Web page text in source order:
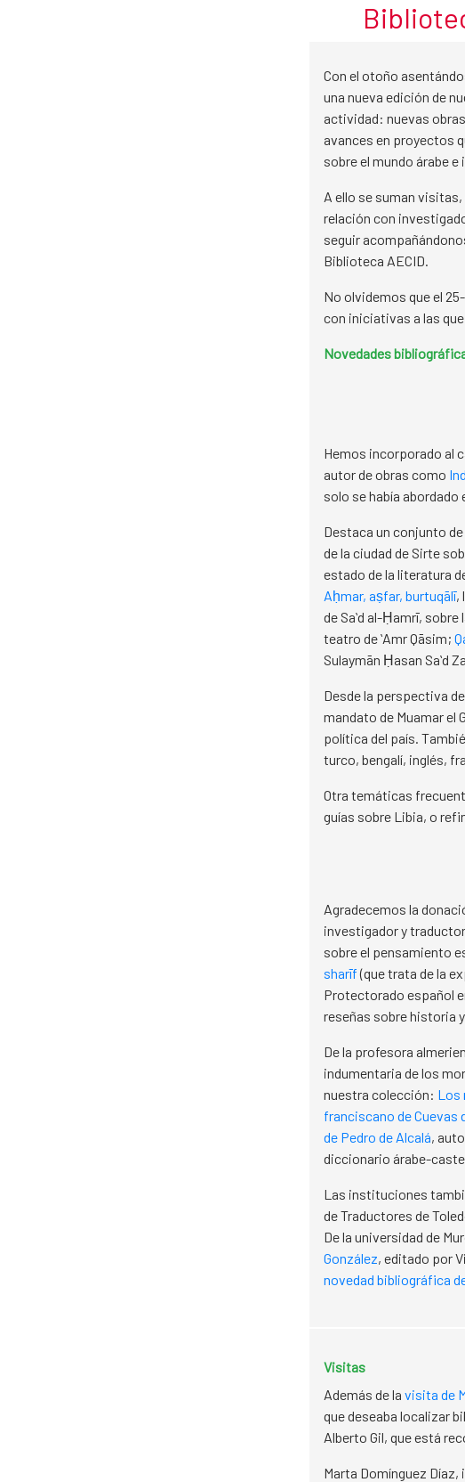
​​​​​Con el otoño
una nueva edición de
actividad: nuevas
avances en proyectos
sobre el mundo árabe e
A ello se suman
relación con
seguir
Biblioteca AECID.
No olvidemos que el
con iniciativas a las
Novedades
Hemos incorporado al
autor de obras como
solo se había
Destaca un conjunto de
de la ciudad de Sirte
estado de la literatura
Aḥmar, aṣfar, burtuqālī,
de Saʻd al-Ḥamrī,
teatro de ʻAmr Qāsim;
Sulaymān Ḥasan Saʻd
Desde la perspectiva
mandato de Muamar el
política del país.
turco, bengalí, inglés,
Otra temáticas
guías sobre Libia, o
Agradecemos la
investigador y
sobre el pensamiento
sharīf(que trata de la
Protectorado español
reseñas sobre historia
De la profesora
indumentaria de los
nuestra colección: Los
franciscano de Cuevas
de Pedro de Alcalá,
diccionario árabe-
Las instituciones
de Traductores de
De la universidad de
González, editado por
novedad bibliográfica
Visitas
​Además de la visita de
que deseaba localizar
Alberto Gil, que está
Marta Domínguez